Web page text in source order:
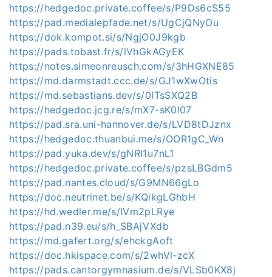
https://hedgedoc.private.coffee/s/P9Ds6cS55
https://pad.medialepfade.net/s/UgCjQNyOu
https://dok.kompot.si/s/NgjO0J9kgb
https://pads.tobast.fr/s/lVhGkAGyEK
https://notes.simeonreusch.com/s/3hHGXNE85
https://md.darmstadt.ccc.de/s/GJ1wXwOtis
https://md.sebastians.dev/s/0ITsSXQ2B
https://hedgedoc.jcg.re/s/mX7-sK0l07
https://pad.sra.uni-hannover.de/s/LVD8tDJznx
https://hedgedoc.thuanbui.me/s/OOR1gC_Wn
https://pad.yuka.dev/s/gNRI1u7nL1
https://hedgedoc.private.coffee/s/pzsLBGdm5
https://pad.nantes.cloud/s/G9MN66gLo
https://doc.neutrinet.be/s/KQikgLGhbH
https://hd.wedler.me/s/IVm2pLRye
https://pad.n39.eu/s/h_SBAjVXdb
https://md.gafert.org/s/ehckgAoft
https://doc.hkispace.com/s/2whVl-zcX
https://pads.cantorgymnasium.de/s/VLSb0KX8j